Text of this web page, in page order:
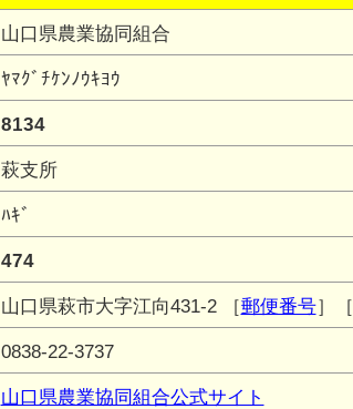
山口県農業協同組合
ﾔﾏｸﾞﾁｹﾝﾉｳｷﾖｳ
8134
萩支所
ﾊｷﾞ
474
山口県萩市大字江向431-2 ［郵便番号］［
0838-22-3737
山口県農業協同組合公式サイト